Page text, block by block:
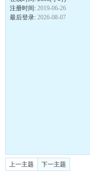
注册时间: 2019-06-26
最后登录: 2026-08-07
上一主题 下一主题